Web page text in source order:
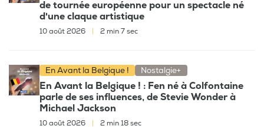
de tournée européenne pour un spectacle né
d'une claque artistique
10 août 2026 | 2 min 7 sec
En Avant la Belgique ! Nostalgie+
En Avant la Belgique ! : Fen né à Colfontaine
parle de ses influences, de Stevie Wonder à
Michael Jackson
10 août 2026 2 min 18 sec